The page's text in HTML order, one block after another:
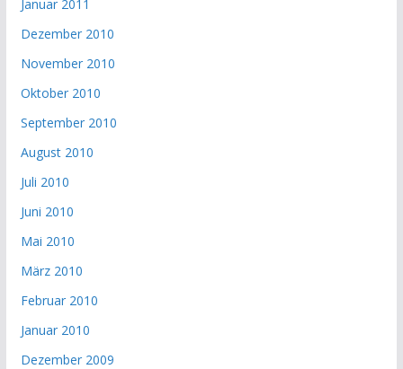
Januar 2011
Dezember 2010
November 2010
Oktober 2010
September 2010
August 2010
Juli 2010
Juni 2010
Mai 2010
März 2010
Februar 2010
Januar 2010
Dezember 2009